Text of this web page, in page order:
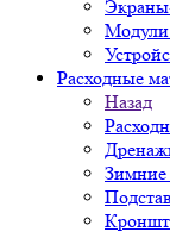
Модули
Расходные
Назад
Зимние